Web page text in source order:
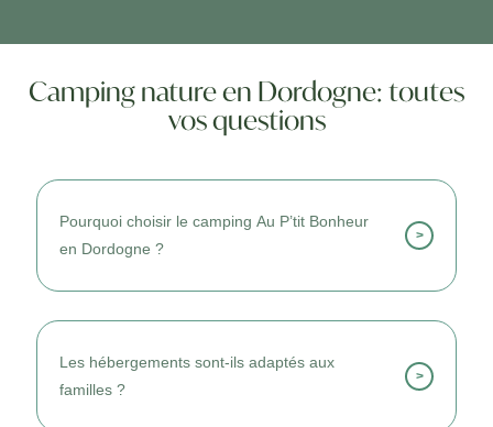
Camping nature en Dordogne: toutes
vos questions
Pourquoi choisir le camping Au P’tit Bonheur
en Dordogne ?
>
Je le choisis pour son calme, son cadre
Les hébergements sont-ils adaptés aux
familles ?
>